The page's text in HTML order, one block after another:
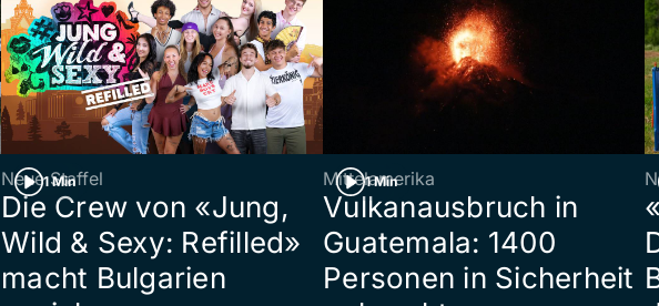
1 Min
Neue Staffel
Die Crew von «Jung,
Wild & Sexy: Refilled»
macht Bulgarien
1 Min
Mittelamerika
Vulkanausbruch in
Guatemala: 1400
Personen in Sicherheit